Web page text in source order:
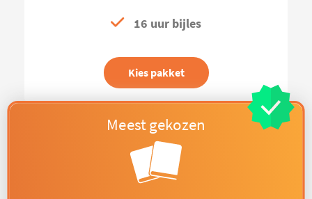
16 uur bijles
Kies pakket